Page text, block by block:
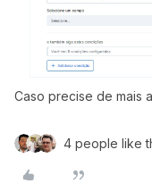
Caso precise de mais
4 people like